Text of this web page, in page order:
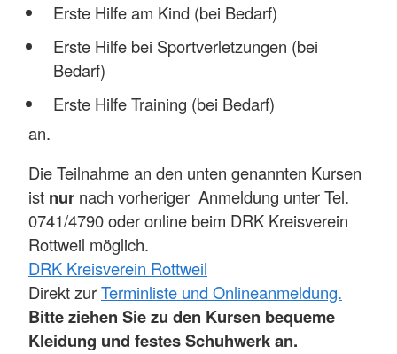
Erste Hilfe am Kind (bei Bedarf)
Erste Hilfe bei Sportverletzungen (bei
Bedarf)
Erste Hilfe Training (bei Bedarf)
an.
Die Teilnahme an den unten genannten Kursen
ist nur nach vorheriger Anmeldung unter Tel.
0741/4790 oder online beim DRK Kreisverein
Rottweil möglich.
DRK Kreisverein Rottweil
Direkt zurTerminliste und Onlineanmeldung.
Bitte ziehen Sie zu den Kursen bequeme
Kleidung und festes Schuhwerk an.